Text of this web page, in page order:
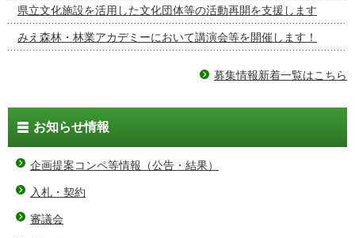
県立文化施設を活用した文化団体等の活動再開を支援します
みえ森林・林業アカデミーにおいて講演会等を開催します！
募集情報新着一覧はこちら
お知らせ情報
企画提案コンペ等情報（公告・結果）
入札・契約
審議会